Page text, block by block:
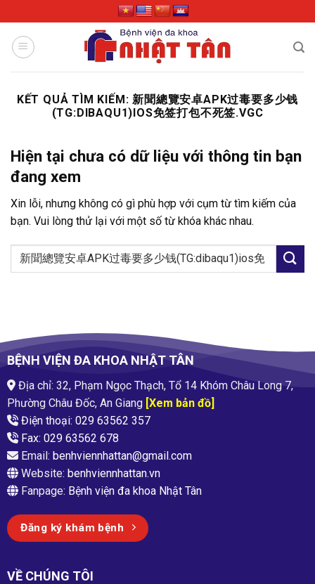
to
content
KẾT QUẢ TÌM KIẾM:新聞總覽安卓APK过毒要多少钱
(TG:DIBAQU1)IOS免签打包不死签.VGC
Hiện tại chưa có dữ liệu với thông tin bạn
đang xem
Xin lỗi, nhưng không có gì phù hợp với cụm từ tìm kiếm của
bạn. Vui lòng thử lại với một số từ khóa khác nhau.
BỆNH VIỆN ĐA KHOA NHẬT TÂN
Địa chỉ: 32, Phạm Ngọc Thạch, Tổ 14 Khóm Châu Long 7,
Phường Châu Đốc, An Giang[Xem bản đồ]
Điện thoại: 029 63562 357
Fax: 029 63562 678
Email: benhviennhattan@gmail.com
Website: benhviennhattan.vn
Fanpage: Bệnh viện đa khoa Nhật Tân
Đăng ký khám bệnh
VỀ CHÚNG TÔI